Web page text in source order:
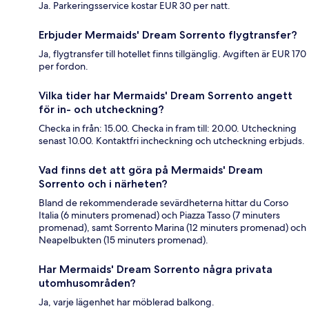
Ja. Parkeringsservice kostar EUR 30 per natt.
Erbjuder Mermaids' Dream Sorrento flygtransfer?
Ja, flygtransfer till hotellet finns tillgänglig. Avgiften är EUR 170
per fordon.
Vilka tider har Mermaids' Dream Sorrento angett
för in- och utcheckning?
Checka in från: 15.00. Checka in fram till: 20.00. Utcheckning
senast 10.00. Kontaktfri incheckning och utcheckning erbjuds.
Vad finns det att göra på Mermaids' Dream
Sorrento och i närheten?
Bland de rekommenderade sevärdheterna hittar du Corso
Italia (6 minuters promenad) och Piazza Tasso (7 minuters
promenad), samt Sorrento Marina (12 minuters promenad) och
Neapelbukten (15 minuters promenad).
Har Mermaids' Dream Sorrento några privata
utomhusområden?
Ja, varje lägenhet har möblerad balkong.